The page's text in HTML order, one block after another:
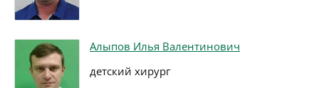
Алыпов Илья Валентинович
детский хирург